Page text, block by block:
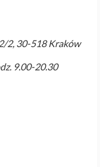
2, 30-518 Kraków
9.00-20.30